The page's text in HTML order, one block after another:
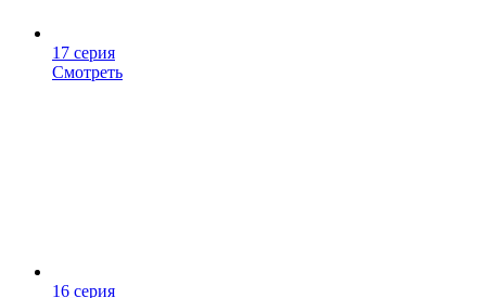
17 серия
Смотреть
16 серия